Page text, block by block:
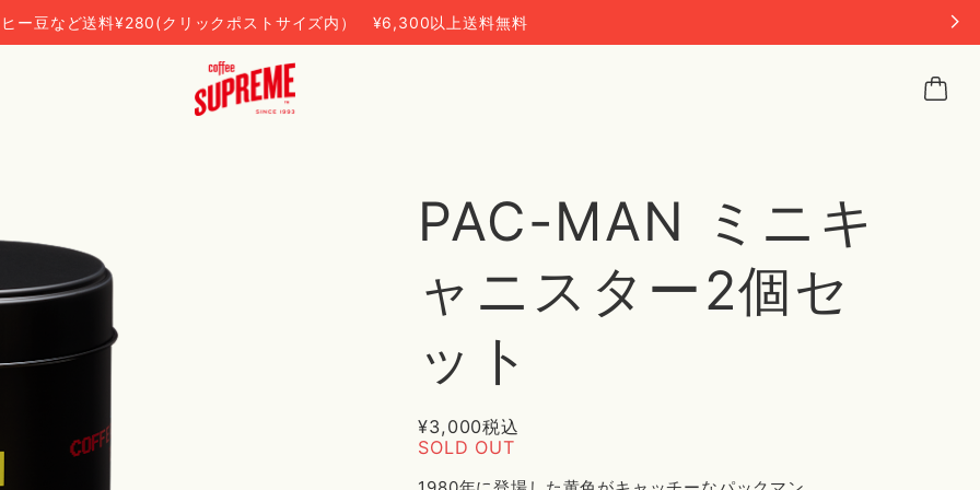
ー豆など送料¥280(クリックポストサイズ内） ¥6,300以上送料無料
PAC-MAN ミニキ
ャニスター2個セ
ット
¥3,000税込
SOLD OUT